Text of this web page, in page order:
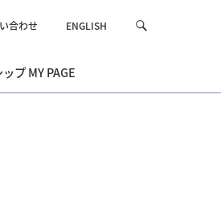
合わせ ENGLISH
サ
を
プ MY PAGE